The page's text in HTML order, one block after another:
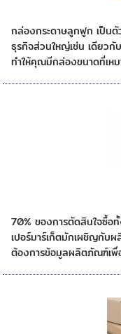
กล่องกระดาษลูกฟูก เป็น
ธุรกิจส่วนใหญ่เช่น เดียว
ทำให้คุณมีกล่องขนาดที่เห
70% ของการตัดสินใจซื้อ
เปอร์มาร์เก็ตมักเผชิญกับ
ต้องการข้อมูลผลิตภัณฑ์เพื่